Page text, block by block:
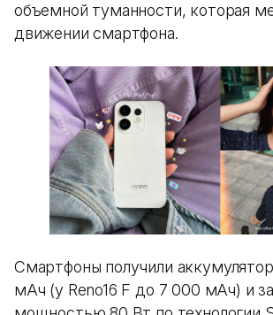
объемной туманности, которая
движении смартфона.
Смартфоны получили
мАч (у Reno16 F до 7 000 мАч) и